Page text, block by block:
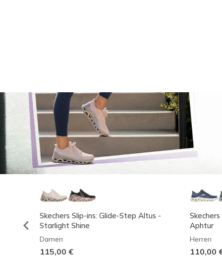
Skechers Slip-ins: Glide-Step Altus -
Starlight Shine
Damen
115,00 €
Aphtur
Herren
110,00